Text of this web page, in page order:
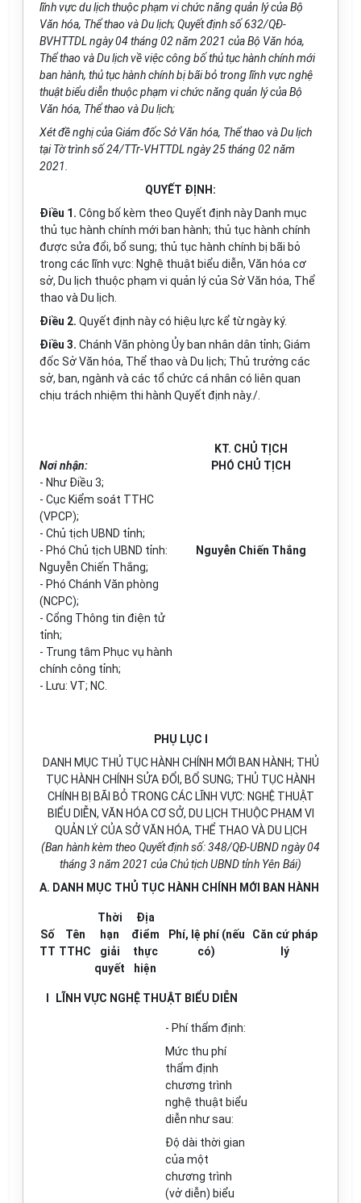
lĩnh vực du lịch thuộc phạm vi chức năng quản lý của Bộ
Văn hóa, Thể thao và Du lịch; Quyết định số632/QĐ-
BVHTTDL ngày 04 tháng 02 năm 2021 của Bộ Văn hóa,
Thểthao và Du lịch vềviệc công bốthủtục hành chính mới
ban hành, thủ tục hành chính bị bãi bỏ trong lĩnh vực nghệ
thuật biểu diễn thuộc phạm vi chức năng quản lý của Bộ
Văn hóa, Thểthao và Du lịch;
Xét đề nghị của Giám đốc Sở Văn hóa, Thểthao và Du lịch
tại Tờ trình số 24/TTr-VHTTDL ngày 25 tháng 02 năm
2021.
QUYẾT ĐỊNH:
Điều 1. Công bố kèm theo Quyết định này Danh mục
thủ tục hành chính mới ban hành; thủ tục hành chính
được sửa đổi, bổ sung; thủ tục hành chính bị bãi bỏ
trong các lĩnh vực: Nghệ thuật biểu diễn, Văn hóa cơ
sở, Du lịch thuộc phạm vi quản lý của Sở Văn hóa, Thể
thao và Du lịch.
Điều 2. Quyết định này có hiệu lực kể từ ngày ký.
Điều 3. Chánh Văn phòng Ủy ban nhân dân tỉnh; Giám
đốc Sở Văn hóa, Thể thao và Du lịch; Thủ trưởng các
sở, ban, ngành và các tổ chức cá nhân có liên quan
chịu trách nhiệm thi hành Quyết định này./.
Nơi nhận:
- Như Điều 3;
- Cục Kiểm soát TTHC
(VPCP);
- Chủ tịch UBND tỉnh;
- Phó Chủ tịch UBND tỉnh:
Nguyễn Chiến Thắng;
- Phó Chánh Văn phòng
(NCPC);
- Cổng Thông tin điện tử
tỉnh;
- Trung tâm Phục vụ hành
chính công tỉnh;
- Lưu: VT; NC.
KT. CHỦ TỊCH
PHÓ CHỦ TỊCH
Nguyễn Chiến Thắng
PHỤ LỤC I
DANH MỤC THỦ TỤC HÀNH CHÍNH MỚI BAN HÀNH; THỦ
TỤC HÀNH CHÍNH SỬA ĐỔI, BỔ SUNG; THỦ TỤC HÀNH
CHÍNH BỊ BÃI BỎ TRONG CÁC LĨNH VỰC: NGHỆ THUẬT
BIỂU DIỄN, VĂN HÓA CƠ SỞ, DU LỊCH THUỘC PHẠM VI
QUẢN LÝ CỦA SỞ VĂN HÓA, THỂ THAO VÀ DU LỊCH
(Ban hành kèm theo Quyết định số: 348/QĐ-UBND ngày 04
tháng 3 năm 2021 của Chủ tịch UBND tỉnh Yên Bái)
A. DANH MỤC THỦ TỤC HÀNH CHÍNH MỚI BAN HÀNH
Số
TT
Tên
TTHC
Thời
hạn
giải
quyết
Địa
điểm
thực
hiện
Phí, lệ phí (nếu
có)
Căn cứ pháp
lý
L NH VỰC NGH Ệ THUẬT BI ỂU DI ỄN
- Phí thẩm định:
Mức thu phí
thẩm định
chương trình
nghệ thuật biểu
diễn như sau:
Độ dài thời gian
của một
chương trình
(vởdiễn) biểu